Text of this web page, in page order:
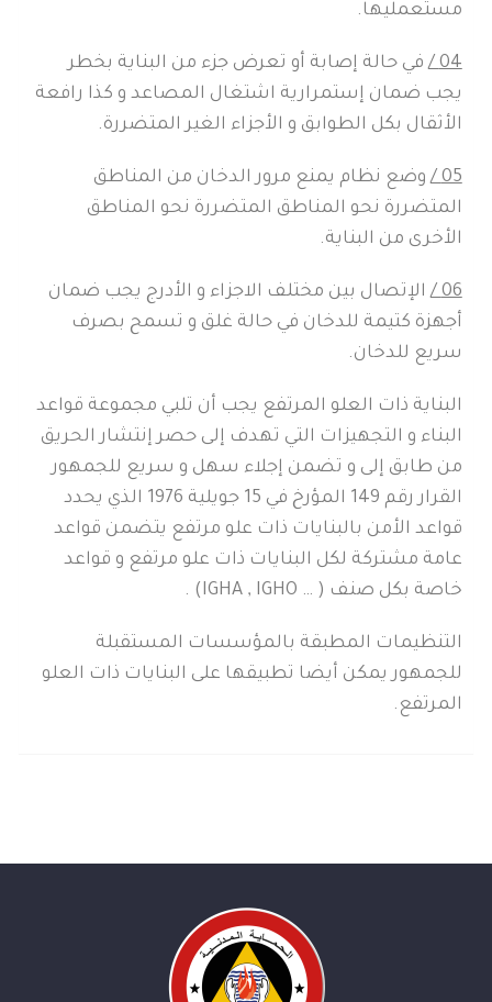
مستعمليها.
04 / في حالة إصابة أو تعرض جزء من البناية بخطر
يجب ضمان إستمرارية اشتغال المصاعد و كذا رافعة
الأثقال بكل الطوابق و الأجزاء الغير المتضررة.
05 / وضع نظام يمنع مرور الدخان من المناطق
المتضررة نحو المناطق المتضررة نحو المناطق
الأخرى من البناية.
06 / الإتصال بين مختلف الاجزاء و الأدرج يجب ضمان
أجهزة كتيمة للدخان في حالة غلق و تسمح بصرف
سريع للدخان.
البناية ذات العلو المرتفع يجب أن تلبي مجموعة قواعد
البناء و التجهيزات التي تهدف إلى حصر إنتشار الحريق
من طابق إلى و تضمن إجلاء سهل و سريع للجمهور
القرار رقم 149 المؤرخ في 15 جويلية 1976 الذي يحدد
قواعد الأمن بالبنايات ذات علو مرتفع يتضمن قواعد
عامة مشتركة لكل البنايات ذات علو مرتفع و قواعد
خاصة بكل صنف ( (IGHA , IGHO …
.
التنظيمات المطبقة بالمؤسسات المستقبلة
للجمهور يمكن أيضا تطبيقها على البنايات ذات العلو
المرتفع.